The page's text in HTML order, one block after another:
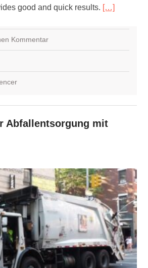
good and quick results. […]
Kommentar
Abfallentsorgung mit